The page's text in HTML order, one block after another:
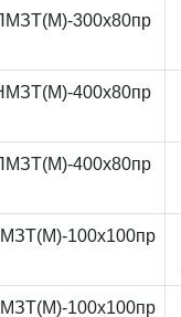
300x80пр
400x80пр
400x80пр
100x100пр
100x100пр